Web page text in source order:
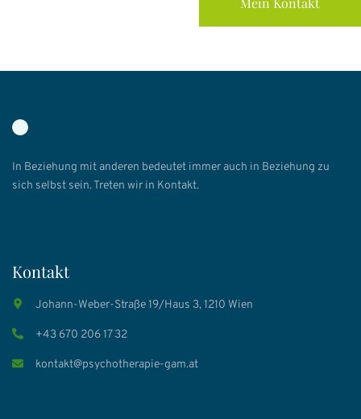
In Beziehung mit anderen bedeutet immer auch in Beziehung zu
sich selbst sein. Treten wir in Kontakt.
Kontakt
Johann-Weber-Straße 19/Haus 3, 1210 Wien
+43 670 206 17 32
kontakt@psychotherapie-gam.at